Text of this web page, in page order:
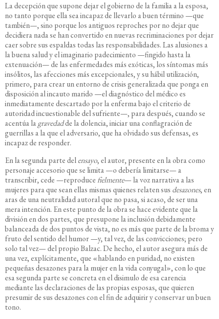
La decepción que supone dejar el gobierno de la familia a la esposa,
no tanto porque ella sea incapaz de llevarlo a buen término —que
también—, sino porque los antiguos reproches por no dejar que
decidiera nada se han convertido en nuevas recriminaciones por dejar
caer sobre sus espaldas todas las responsabilidades. Las alusiones a
la buena salud y el imaginario padecimiento —fingido hasta la
extenuación— de las enfermedades más exóticas, los síntomas más
insólitos, las afecciones más excepcionales, y su hábil utilización,
primero, para crear un entorno de crisis generalizada que ponga en
disposición al incauto marido —el diagnóstico del médico es
inmediatamente descartado por la enferma bajo el criterio de
autoridad incuestionable del sufriente—, para después, cuando se
acentúa lagravedadde la dolencia, iniciar una conflagración de
guerrillas a la que el adversario, que ha olvidado sus defensas, es
incapaz de responder.
En la segunda parte delensayo, el autor, presente en la obra como
personaje accesorio que se limita —o debería limitarse— a
transcribir, cede —reproducefielmente— la voz narrativa a las
mujeres para que sean ellas mismas quienes relaten sus desazones, en
aras de una neutralidad autoral que no pasa, si acaso, de ser una
mera intención. En este punto de la obra se hace evidente que la
división en dos partes, que presupone la inclusión debidamente
balanceada de dos puntos de vista, no es más que parte de la broma y
fruto del sentido del humor —y, tal vez, de las convicciones; pero
solo tal vez— del propio Balzac. De hecho, el autor asegura más de
una vez, explícitamente, que «hablando en puridad, no existen
pequeñas desazones para la mujer en la vida conyugal», con lo que
esa segunda parte se concreta en el disimulo de esa carencia
mediante las declaraciones de las propias esposas, que quieren
presumir de sus desazones con el fin de adquirir y conservar un buen
tono.